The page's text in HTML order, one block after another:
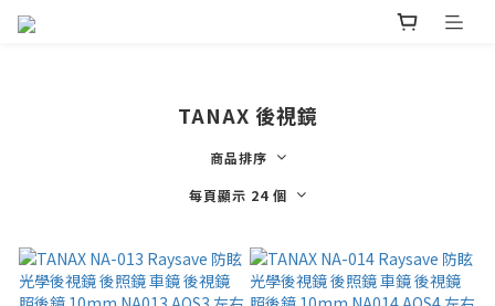
TANAX 後視鏡
商品排序
每頁顯示 24 個